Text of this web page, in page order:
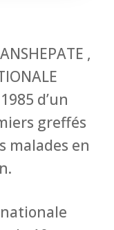
,
d’un
greffés
malades en